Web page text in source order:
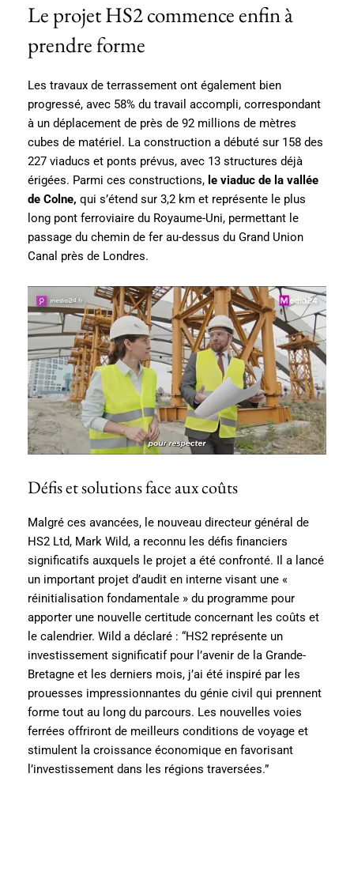
Le projet HS2 commence enfin à
prendre forme
Les travaux de terrassement ont également bien
progressé, avec 58% du travail accompli, correspondant
à un déplacement de près de 92 millions de mètres
cubes de matériel. La construction a débuté sur 158 des
227 viaducs et ponts prévus, avec 13 structures déjà
érigées. Parmi ces constructions, le viaduc de la vallée
de Colne, qui s’étend sur 3,2 km et représente le plus
long pont ferroviaire du Royaume-Uni, permettant le
passage du chemin de fer au-dessus du Grand Union
Canal près de Londres.
Défis et solutions face aux coûts
Malgré ces avancées, le nouveau directeur général de
HS2 Ltd, Mark Wild, a reconnu les défis financiers
significatifs auxquels le projet a été confronté. Il a lancé
un important projet d’audit en interne visant une «
réinitialisation fondamentale » du programme pour
apporter une nouvelle certitude concernant les coûts et
le calendrier. Wild a déclaré : “HS2 représente un
investissement significatif pour l’avenir de la Grande-
Bretagne et les derniers mois, j’ai été inspiré par les
prouesses impressionnantes du génie civil qui prennent
forme tout au long du parcours. Les nouvelles voies
ferrées offriront de meilleurs conditions de voyage et
stimulent la croissance économique en favorisant
l’investissement dans les régions traversées.”